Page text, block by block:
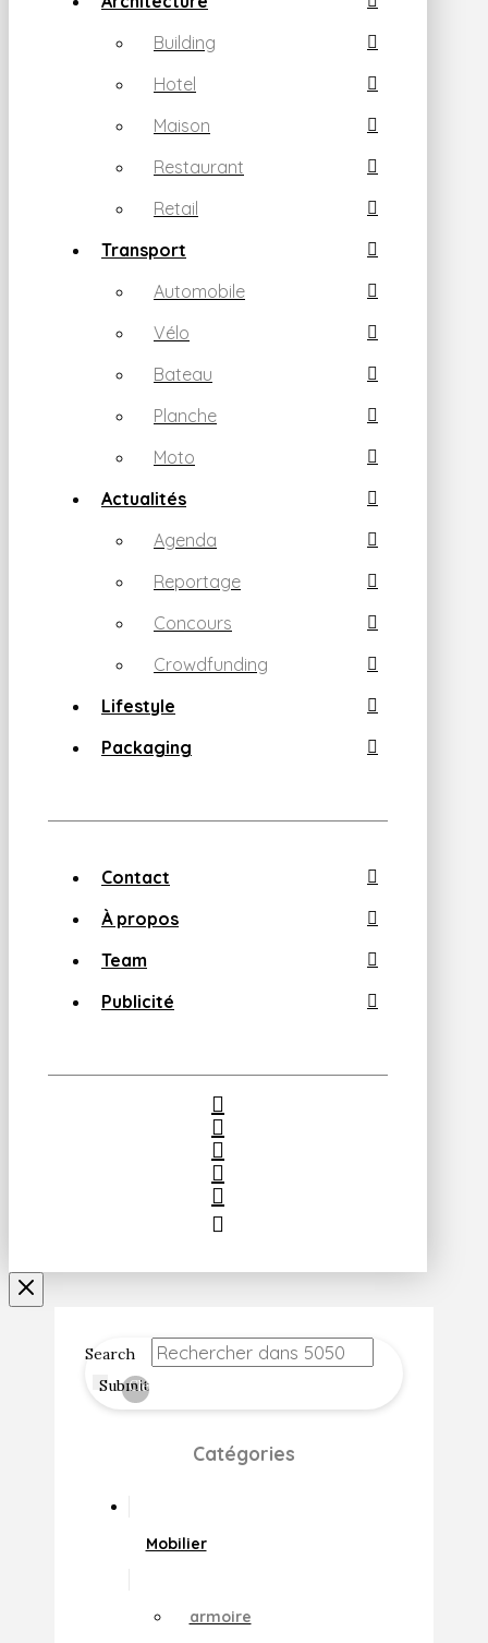
Building
Hotel
Maison
Restaurant
Retail
Transport
Automobile
Vélo
Bateau
Planche
Moto
Actualités
Agenda
Reportage
Concours
Crowdfunding
Lifestyle
Packaging
Contact
À propos
Team
Publicité
Search
Submit
Clear
Catégories
Mobilier
armoire